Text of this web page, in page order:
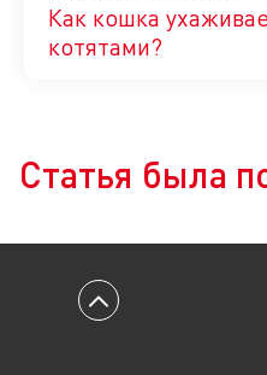
Как кошка
котятами?
Статья была
Вернуться к началу